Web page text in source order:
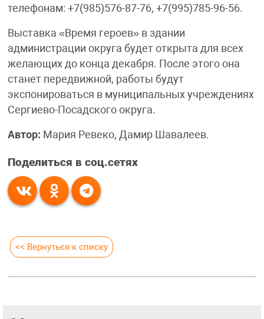
телефонам: +7(985)576-87-76, +7(995)785-96-56.
Выставка «Время героев» в здании
администрации округа будет открыта для всех
желающих до конца декабря. После этого она
станет передвижной, работы будут
экспонироваться в муниципальных учреждениях
Сергиево-Посадского округа.
Автор: Мария Ревеко, Дамир Шавалеев.
Поделиться в соц.сетях
<< Вернуться к списку